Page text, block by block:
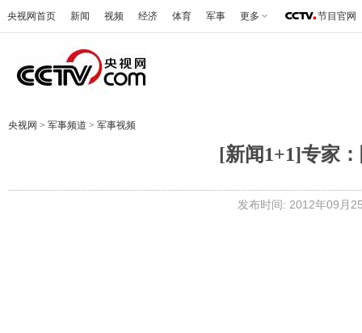
央视网首页 新闻 视频 经济 体育 军事 更多 节目官网
央视网 > 军事频道 > 军事视频
[新闻1+1]专家
发布时间: 2012年09月